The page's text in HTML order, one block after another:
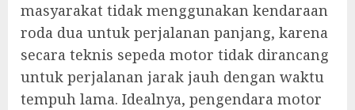
masyarakat tidak menggunakan kendaraan
roda dua untuk perjalanan panjang, karena
secara teknis sepeda motor tidak dirancang
untuk perjalanan jarak jauh dengan waktu
tempuh lama. Idealnya, pengendara motor